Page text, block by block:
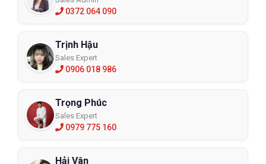
0372 064 090
Trịnh Hậu
Sales Expert
0906 018 986
Trọng Phúc
Sales Expert
0979 775 160
Hải Vân